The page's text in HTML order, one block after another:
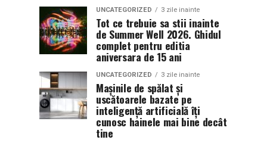
UNCATEGORIZED 3 zile inainte
Tot ce trebuie sa stii inainte
de Summer Well 2026. Ghidul
complet pentru editia
aniversara de 15 ani
UNCATEGORIZED 3 zile inainte
Mașinile de spălat și
uscătoarele bazate pe
inteligență artificială îți
cunosc hainele mai bine decât
tine